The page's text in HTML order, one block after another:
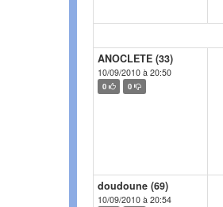
ANOCLETE (33)
10/09/2010 à 20:50
0 0
doudoune (69)
10/09/2010 à 20:54